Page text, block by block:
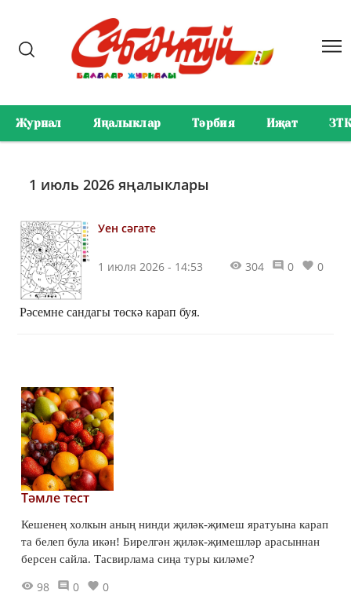
Журнал Яңалыклар Тәрбия Иҗат ЗТК
1 июль 2026 яңалыклары
Уен сәгате
1 июля 2026 - 14:53 304 0 0
Рәсемне сандагы төскә карап буя.
Тәмле тест
Кешенең холкын аның нинди җиләк-җимеш яратуына карап
та белеп була икән! Бирелгән җиләк-җимешләр арасыннан
берсен сайла. Тасвирлама сиңа туры киләме?
98 0 0